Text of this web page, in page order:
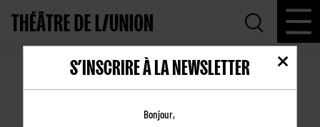
PRENEZ VOS PLACES ! (INFOS
BILLETTERIE)
S’INSCRIRE À LA NEWSLETTER
Bonjour,